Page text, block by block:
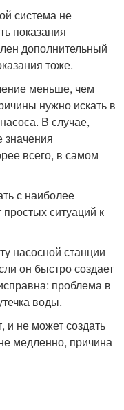
система не
показания
дополнительный
тоже.
меньше, чем
нужно искать в
В случае,
значения
всего, в самом
с наиболее
ситуаций к
насосной станции
он быстро создает
проблема в
воды.
и не может создать
медленно, причина